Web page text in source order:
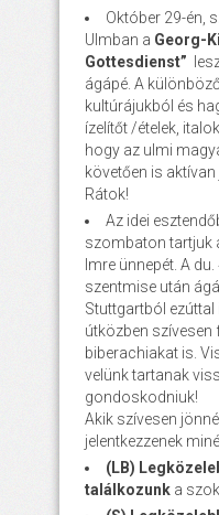
Október 29-én,
Ulmban a Georg-
Gottesdienst”
ágápé. A
kultúrájukból és
ízelítőt /ételek,
hogy az ulmi
követően is
Rátok!
Az idei
szombaton tartjuk
Imre ünnepét. A
szentmise után
Stuttgartból
útközben szívesen
biberachiakat is.
velünk tartanak
gondoskodniuk!
Akik szívesen
jelentkezzenek
(LB)
találkozunk a